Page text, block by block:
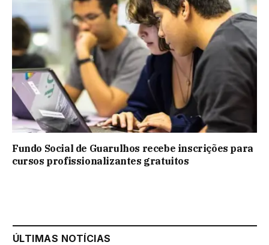
Fundo Social de Guarulhos recebe inscrições para
cursos profissionalizantes gratuitos
ÚLTIMAS NOTÍCIAS